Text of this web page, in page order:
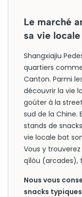
Le marché
sa vie locale
Shangxiajiu
quartiers
Canton. Parmi
découvrir la vie
goûter à la
sud de la Chine.
stands de
vie locale bat
Vous y
qílóu (arcades),
Nous vous
snacks typiques